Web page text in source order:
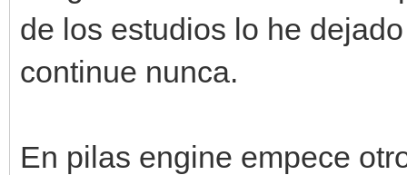
de los estudios lo he
continue nunca.
En pilas engine empece